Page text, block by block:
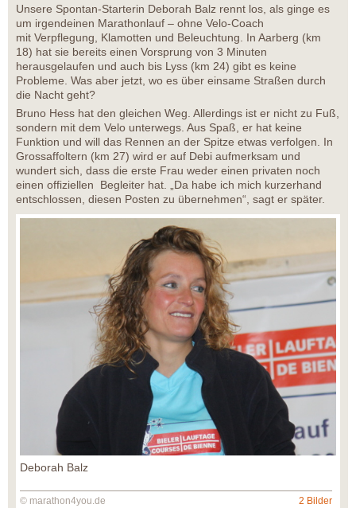
Unsere Spontan-Starterin Deborah Balz rennt los, als ginge es
um irgendeinen Marathonlauf – ohne Velo-Coach
mit Verpflegung, Klamotten und Beleuchtung. In Aarberg (km
18) hat sie bereits einen Vorsprung von 3 Minuten
herausgelaufen und auch bis Lyss (km 24) gibt es keine
Probleme. Was aber jetzt, wo es über einsame Straßen durch
die Nacht geht?
Bruno Hess hat den gleichen Weg. Allerdings ist er nicht zu Fuß,
sondern mit dem Velo unterwegs. Aus Spaß, er hat keine
Funktion und will das Rennen an der Spitze etwas verfolgen. In
Grossaffoltern (km 27) wird er auf Debi aufmerksam und
wundert sich, dass die erste Frau weder einen privaten noch
einen offiziellen Begleiter hat. „Da habe ich mich kurzerhand
entschlossen, diesen Posten zu übernehmen“, sagt er später.
Deborah Balz
© marathon4you.de 2 Bilder